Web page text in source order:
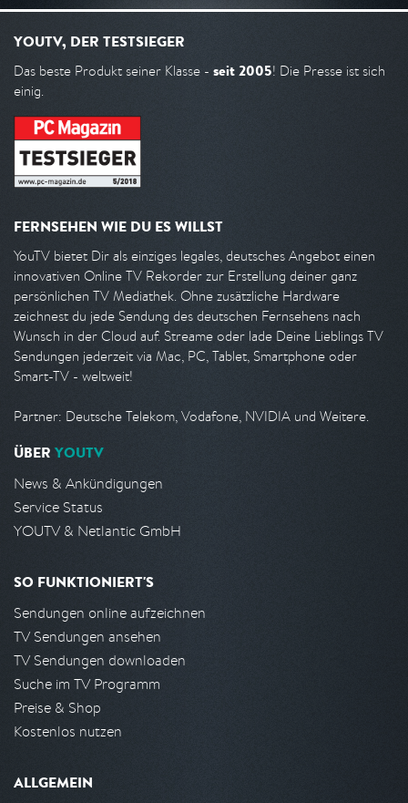
YOUTV, DER TESTSIEGER
Das beste Produkt seiner Klasse - seit 2005! Die Presse ist sich
einig.
FERNSEHEN WIE DU ES WILLST
YouTV bietet Dir als einziges legales, deutsches Angebot einen
innovativen Online TV Rekorder zur Erstellung deiner ganz
persönlichen TV Mediathek. Ohne zusätzliche Hardware
zeichnest du jede Sendung des deutschen Fernsehens nach
Wunsch in der Cloud auf. Streame oder lade Deine Lieblings TV
Sendungen jederzeit via Mac, PC, Tablet, Smartphone oder
Smart-TV - weltweit!
Partner: Deutsche Telekom, Vodafone, NVIDIA und Weitere.
ÜBER YOUTV
News & Ankündigungen
Service Status
YOUTV & Netlantic GmbH
SO FUNKTIONIERT'S
Sendungen online aufzeichnen
TV Sendungen ansehen
TV Sendungen downloaden
Suche im TV Programm
Preise & Shop
Kostenlos nutzen
ALLGEMEIN